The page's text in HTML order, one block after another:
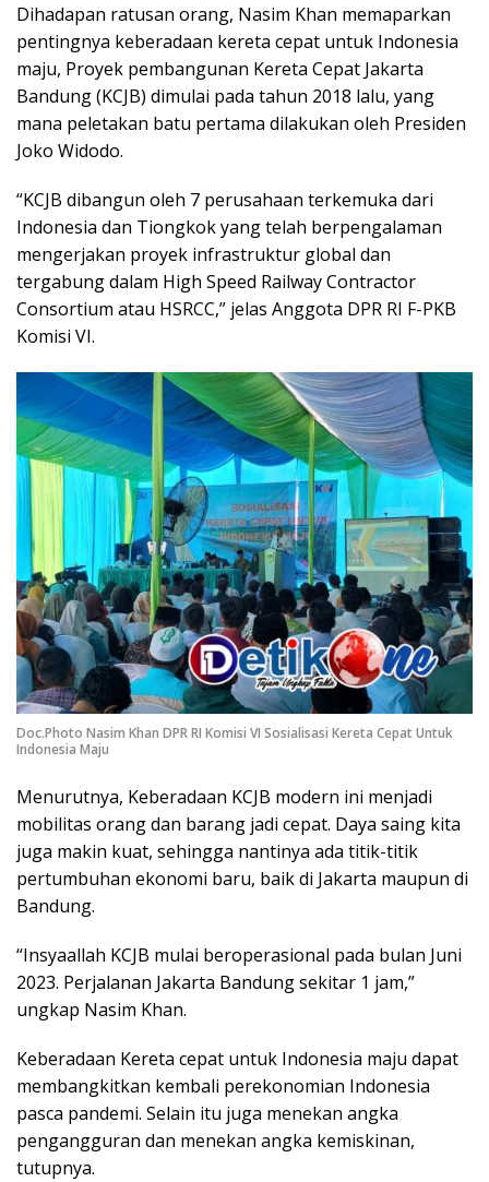
Dihadapan ratusan orang, Nasim Khan memaparkan
pentingnya keberadaan kereta cepat untuk Indonesia
maju, Proyek pembangunan Kereta Cepat Jakarta
Bandung (KCJB) dimulai pada tahun 2018 lalu, yang
mana peletakan batu pertama dilakukan oleh Presiden
Joko Widodo.
“KCJB dibangun oleh 7 perusahaan terkemuka dari
Indonesia dan Tiongkok yang telah berpengalaman
mengerjakan proyek infrastruktur global dan
tergabung dalam High Speed Railway Contractor
Consortium atau HSRCC,” jelas Anggota DPR RI F-PKB
Komisi VI.
Doc.Photo Nasim Khan DPR RI Komisi VI Sosialisasi Kereta Cepat Untuk
Indonesia Maju
Menurutnya, Keberadaan KCJB modern ini menjadi
mobilitas orang dan barang jadi cepat. Daya saing kita
juga makin kuat, sehingga nantinya ada titik-titik
pertumbuhan ekonomi baru, baik di Jakarta maupun di
Bandung.
“Insyaallah KCJB mulai beroperasional pada bulan Juni
2023. Perjalanan Jakarta Bandung sekitar 1 jam,”
ungkap Nasim Khan.
Keberadaan Kereta cepat untuk Indonesia maju dapat
membangkitkan kembali perekonomian Indonesia
pasca pandemi. Selain itu juga menekan angka
pengangguran dan menekan angka kemiskinan,
tutupnya.